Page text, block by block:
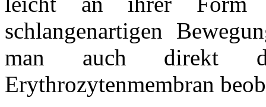
schlangenartigen
man auch direkt
Erythrozytenmembran